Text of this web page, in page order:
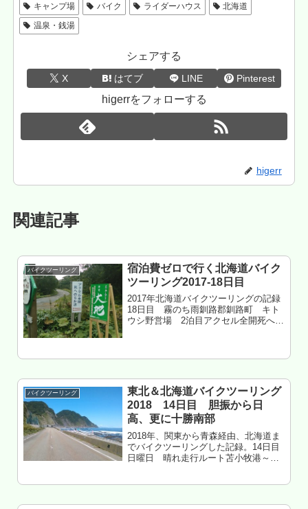
キャンプ場 バイク ライダーハウス
北海道
温泉・銭湯
シェアする
X はてブ LINE Pinterest
higerrをフォローする
higerr
関連記事
バイクツーリング
宿泊費ゼロで行く北海道バイク
ツーリング2017-18日目
2017年北海道バイクツーリングの記録
18日目 霧のち雨釧路郡釧路町 キト
ウシ野営場 2泊目アクセル全開死への
バイクツーリング
東北＆北海道バイクツーリング
2018 14日目 胆振から日
高、更に十勝南部
2018年、関東から青森経由、北海道ま
でバイクツーリングした記録。14日目
日曜日 晴れ走行ルート苫小牧港～厚